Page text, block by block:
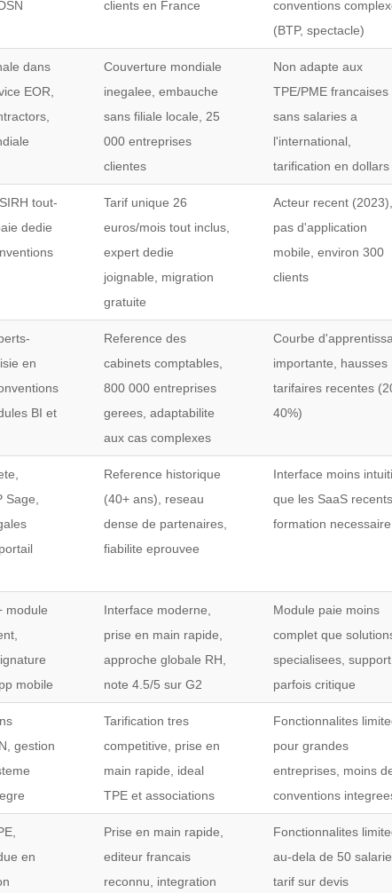
clients en France
conventions
(BTP, spectacle)
dans
EOR,
Couverture mondiale
inegalee, embauche
sans filiale locale, 25
000 entreprises
clientes
Non adapte aux
TPE/PME francaises
sans salaries a
l'international,
tarification en dollars
tout-
dedie
Tarif unique 26
euros/mois tout inclus,
expert dedie
joignable, migration
gratuite
Acteur recent (2023),
pas d'application
mobile, environ 300
clients
en
BI et
Reference des
cabinets comptables,
800 000 entreprises
gerees, adaptabilite
aux cas complexes
Courbe
importante, hausses
tarifaires recentes
40%)
Sage,
Reference historique
(40+ ans), reseau
dense de partenaires,
fiabilite eprouvee
Interface moins
que les SaaS
formation necessaire
module
mobile
Interface moderne,
prise en main rapide,
approche globale RH,
note 4.5/5 sur G2
Module paie moins
complet que
specialisees, support
parfois critique
gestion
Tarification tres
competitive, prise en
main rapide, ideal
TPE et associations
Fonctionnalites
pour grandes
entreprises, moins
conventions
en
Prise en main rapide,
editeur francais
reconnu, integration
Fonctionnalites
au-dela de 50
tarif sur devis